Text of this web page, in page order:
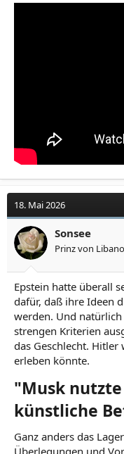
18. Mai 2026
Sonsee
Prinz von
Epstein hatte überall
dafür, daß ihre Ideen
werden. Und
strengen Kriterien
das Geschlecht. Hitler
erleben könnte.
"Musk
künstliche
Ganz anders das